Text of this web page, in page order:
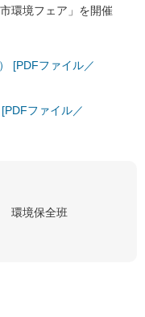
環境フェア」を開催
[PDFファイル／
ファイル／
環境保全班